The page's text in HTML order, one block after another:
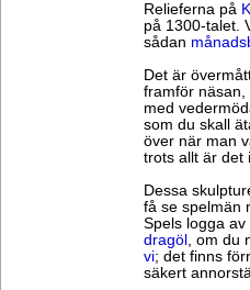
Relieferna på
på 1300-talet.
sådan
Det är
framför näsan,
med
som du skall
över när man
trots allt är det
Dessa
få se spelmän
Spels logga
dragöl , om du
vi; det finns
säkert